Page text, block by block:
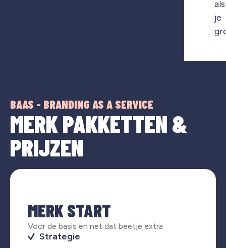
als
je
BAAS - BRANDING AS A SERVICE
MERK PAKKETTEN &
PRIJZEN
MERK START
Voor de basis en net dat beetje extra
Strategie